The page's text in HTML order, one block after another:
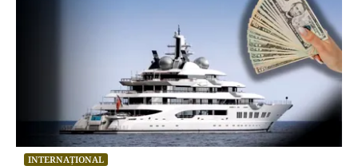
INTERNAȚIONAL